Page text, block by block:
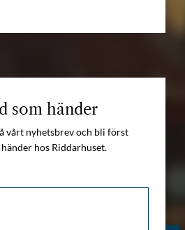
som händer
vårt nyhetsbrev och bli först
hos Riddarhuset.